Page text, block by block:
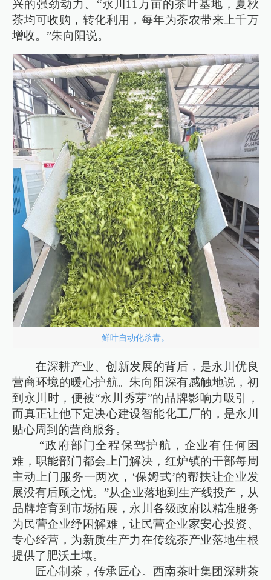
兴的强劲动力。“永川11万亩的茶叶基地，夏秋
茶均可收购，转化利用，每年为茶农带来上千万
增收。”朱向阳说。
鲜叶自动化杀青。
在深耕产业、创新发展的背后，是永川优良
营商环境的暖心护航。朱向阳深有感触地说，初
到永川时，便被“永川秀芽”的品牌影响力吸引，
而真正让他下定决心建设智能化工厂的，是永川
贴心周到的营商服务。
“政府部门全程保驾护航，企业有任何困
难，职能部门都会上门解决，红炉镇的干部每周
主动上门服务一两次，‘保姆式’的帮扶让企业发
展没有后顾之忧。”从企业落地到生产线投产，从
品牌培育到市场拓展，永川各级政府以精准服务
为民营企业纾困解难，让民营企业家安心投资、
专心经营，为新质生产力在传统茶产业落地生根
提供了肥沃土壤。
匠心制茶，传承匠心。西南茶叶集团深耕茶